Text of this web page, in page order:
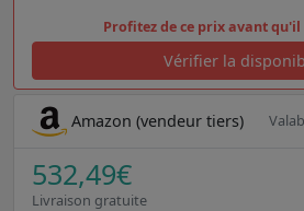
Profitez de ce prix avant qu'il
Vérifier la
Amazon (vendeur tiers)
532,49€
Livraison gratuite